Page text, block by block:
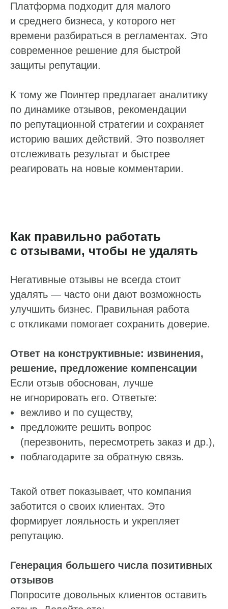
Платформа подходит для малого
и среднего бизнеса, у которого нет
времени разбираться в регламентах. Это
современное решение для быстрой
защиты репутации.
К тому же Поинтер предлагает аналитику
по динамике отзывов, рекомендации
по репутационной стратегии и сохраняет
историю ваших действий. Это позволяет
отслеживать результат и быстрее
реагировать на новые комментарии.
Как правильно работать
с отзывами, чтобы не удалять
Негативные отзывы не всегда стоит
удалять — часто они дают возможность
улучшить бизнес. Правильная работа
с откликами помогает сохранить доверие.
Ответ на конструктивные: извинения,
решение, предложение компенсации
Если отзыв обоснован, лучше
не игнорировать его. Ответьте:
вежливо и по существу,
предложите решить вопрос
(перезвонить, пересмотреть заказ и др.),
поблагодарите за обратную связь.
Такой ответ показывает, что компания
заботится о своих клиентах. Это
формирует лояльность и укрепляет
репутацию.
Генерация большего числа позитивных
отзывов
Попросите довольных клиентов оставить